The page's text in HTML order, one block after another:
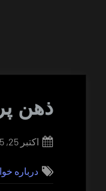
ذهن
Posted
اکتبر 25, 2015
درباره